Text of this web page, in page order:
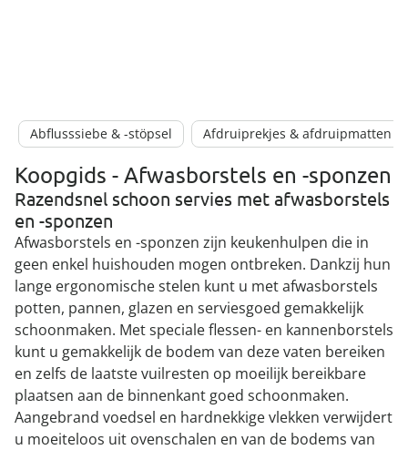
Abflusssiebe & -stöpsel Afdruiprekjes & afdruipmatten
Koopgids - Afwasborstels en -sponzen
Razendsnel schoon servies met afwasborstels
en -sponzen
Afwasborstels en -sponzen zijn keukenhulpen die in
geen enkel huishouden mogen ontbreken. Dankzij hun
lange ergonomische stelen kunt u met afwasborstels
potten, pannen, glazen en serviesgoed gemakkelijk
schoonmaken. Met speciale flessen- en kannenborstels
kunt u gemakkelijk de bodem van deze vaten bereiken
en zelfs de laatste vuilresten op moeilijk bereikbare
plaatsen aan de binnenkant goed schoonmaken.
Aangebrand voedsel en hardnekkige vlekken verwijdert
u moeiteloos uit ovenschalen en van de bodems van